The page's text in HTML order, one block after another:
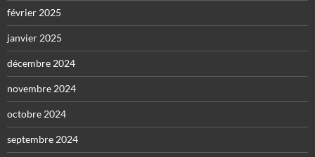
février 2025
janvier 2025
décembre 2024
novembre 2024
octobre 2024
septembre 2024